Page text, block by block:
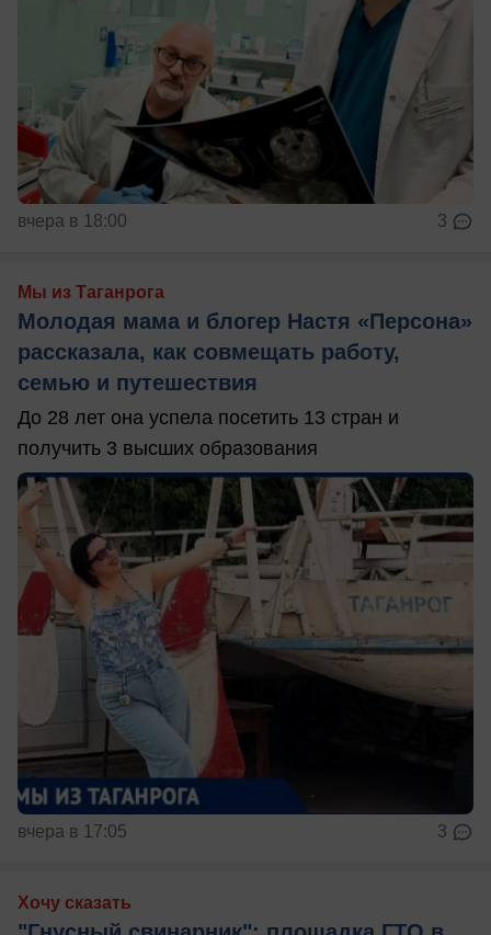
вчера в 18:00 3
Мы из Таганрога
Молодая мама и блогер Настя «Персона»
рассказала, как совмещать работу,
семью и путешествия
До 28 лет она успела посетить 13 стран и
получить 3 высших образования
вчера в 17:05 3
Хочу сказать